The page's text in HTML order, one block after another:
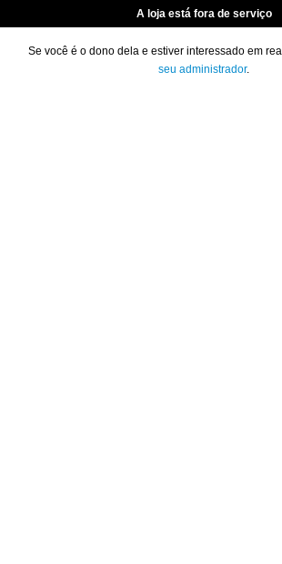
A loja está fora de serviço
Se você é o dono dela e estiver interessado em
seu administrador.